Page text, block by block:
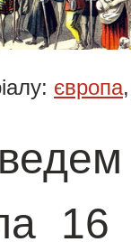
європа,
16